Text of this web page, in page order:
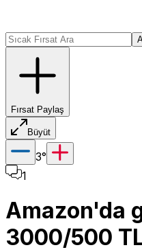
Fırsat Paylaş
Büyüt
3°
1
Amazon'da
3000/500